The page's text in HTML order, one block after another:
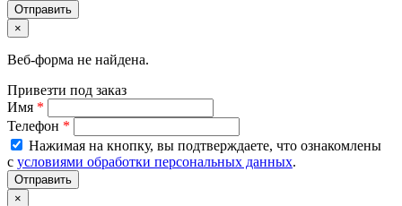
×
Веб-форма не найдена.
Привезти под заказ
Имя *
Телефон *
Нажимая на кнопку, вы подтверждаете, что ознакомлены
с условиями обработки персональных данных.
×